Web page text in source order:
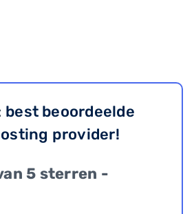
best beoordeelde
provider!
5 sterren -